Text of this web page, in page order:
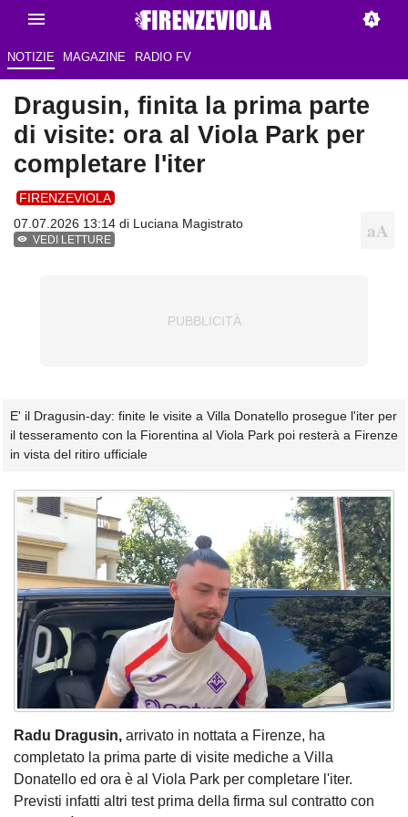
NOTIZIE MAGAZINE RADIO FV
Dragusin, finita la prima parte
di visite: ora al Viola Park per
completare l'iter
FIRENZEVIOLA
07.07.2026 13:14 di Luciana Magistrato
VEDI LETTURE
E' il Dragusin-day: finite le visite a Villa Donatello prosegue l'iter per
il tesseramento con la Fiorentina al Viola Park poi resterà a Firenze
in vista del ritiro ufficiale
Radu Dragusin, arrivato in nottata a Firenze, ha
completato la prima parte di visite mediche a Villa
Donatello ed ora è al Viola Park per completare l'iter.
Previsti infatti altri test prima della firma sul contratto con